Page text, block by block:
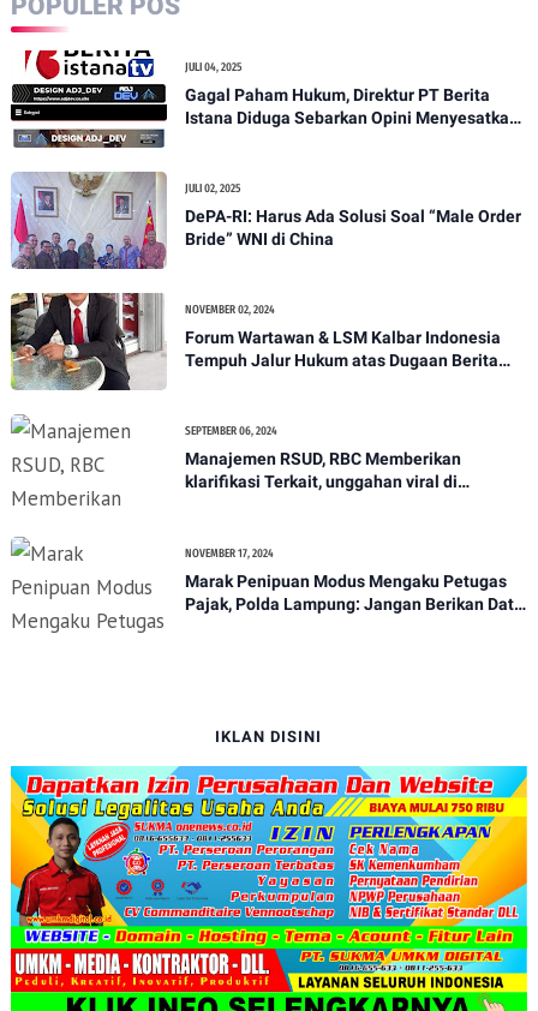
JULI 04, 2025
Gagal Paham Hukum, Direktur PT Berita
Istana Diduga Sebarkan Opini Menyesatkan
JULI 02, 2025
DePA-RI: Harus Ada Solusi Soal “Male Order
Bride” WNI di China
NOVEMBER 02, 2024
Forum Wartawan & LSM Kalbar Indonesia
Tempuh Jalur Hukum atas Dugaan Berita
SEPTEMBER 06, 2024
Manajemen RSUD, RBC Memberikan
klarifikasi Terkait, unggahan viral di
NOVEMBER 17, 2024
Marak Penipuan Modus Mengaku Petugas
Pajak, Polda Lampung: Jangan Berikan Data
IKLAN DISINI